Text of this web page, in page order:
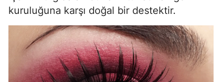
kuruluğuna karşı doğal bir destektir.